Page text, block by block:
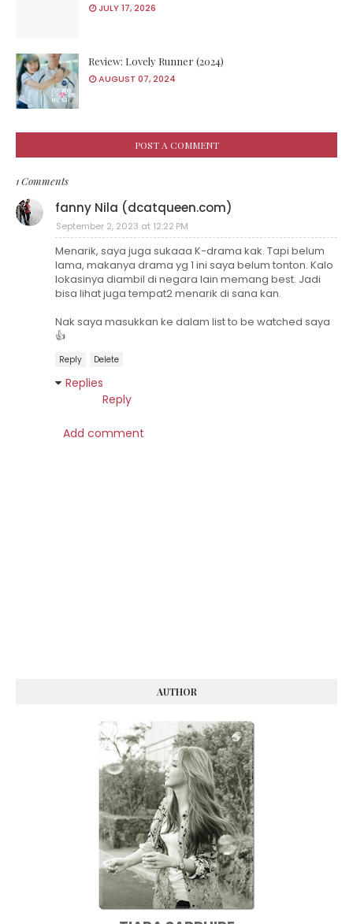
JULY 17, 2026
Review: Lovely Runner (2024)
AUGUST 07, 2024
POST A COMMENT
1 Comments
fanny Nila (dcatqueen.com)
September 2, 2023 at 12:22 PM
Menarik, saya juga sukaaa K-drama kak. Tapi belum
lama, makanya drama yg 1 ini saya belum tonton. Kalo
lokasinya diambil di negara lain memang best. Jadi
bisa lihat juga tempat2 menarik di sana kan.
Nak saya masukkan ke dalam list to be watched saya
👍
Reply Delete
Replies
Reply
Add comment
AUTHOR